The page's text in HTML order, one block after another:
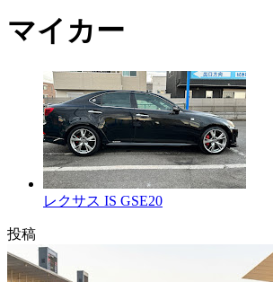
マイカー
レクサス IS GSE20
投稿